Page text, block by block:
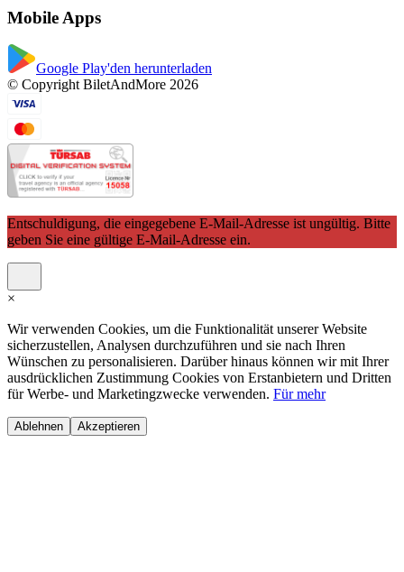
Mobile Apps
Google Play'den herunterladen
© Copyright BiletAndMore 2026
Entschuldigung, die eingegebene E-Mail-Adresse ist ungültig. Bitte
geben Sie eine gültige E-Mail-Adresse ein.
×
Wir verwenden Cookies, um die Funktionalität unserer Website
sicherzustellen, Analysen durchzuführen und sie nach Ihren
Wünschen zu personalisieren. Darüber hinaus können wir mit Ihrer
ausdrücklichen Zustimmung Cookies von Erstanbietern und Dritten
für Werbe- und Marketingzwecke verwenden. Für mehr
Ablehnen Akzeptieren